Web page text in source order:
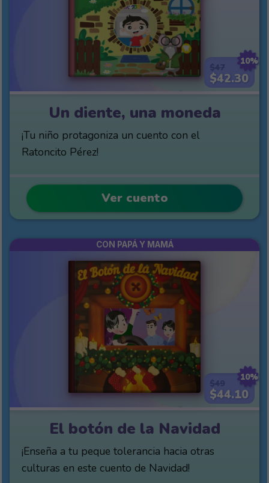
10%
$42.30
Un diente, una moneda
¡Tu niño protagoniza un cuento con el
Ratoncito Pérez!
Ver cuento
10%
$44.10
CON PAPÁ Y MAMÁ
El botón de la Navidad
¡Enseña a tu peque tolerancia hacia otras
culturas en este cuento de Navidad!